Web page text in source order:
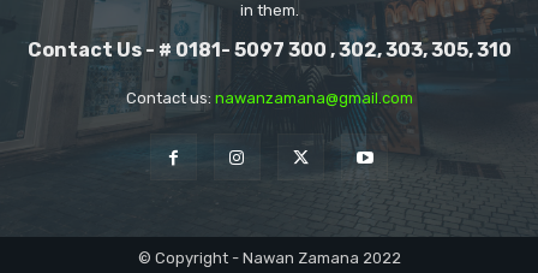
in them.
Contact Us - # 0181- 5097 300 , 302, 303, 305, 310
Contact us: nawanzamana@gmail.com
© Copyright - Nawan Zamana 2022